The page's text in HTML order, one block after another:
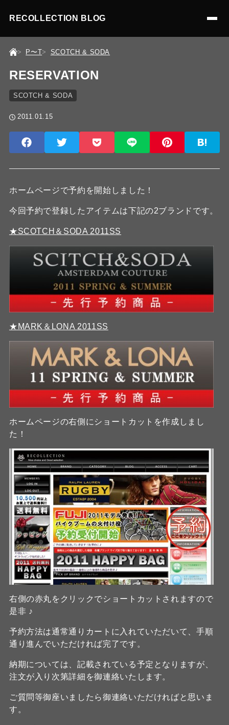
RECOLLECTION BLOG
P〜T SCOTCH & SODA
RESERVATION
SCOTCH & SODA
2011.01.15
ホームページで予約を開始しました！
今回予約で登録したアイテムは下記の2ブランドです。
★SCOTCH＆SODA 2011SS
★MARK＆LONA 2011SS
ホームページの右側にショートカットを作成しまし
た！
右側の赤丸をクリックでショートカットされますので
是非 ♪
予約方法は通常通りカートに入れていただいて、手順
通り進んでいただければ完了です。
納期については、記載されている予定となりますが、
注文が入り次第詳細を御連絡いたします。
ご質問等御座いましたら御連絡いただければと思いま
す。